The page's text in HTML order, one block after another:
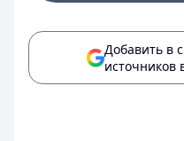
Добавить в
источников